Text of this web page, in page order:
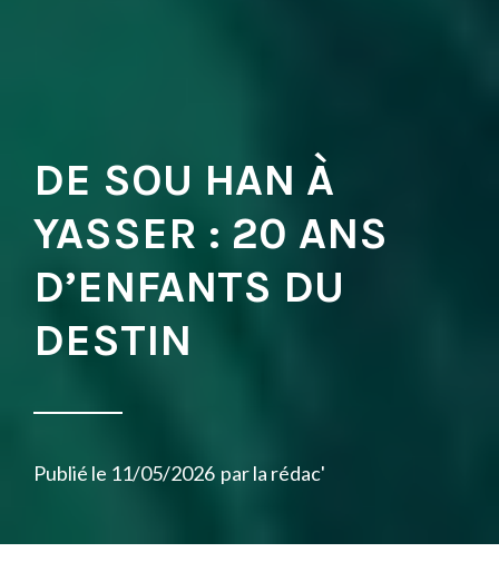
DE SOU HAN À
YASSER : 20 ANS
D’ENFANTS DU
DESTIN
Publié le 11/05/2026 parla rédac'